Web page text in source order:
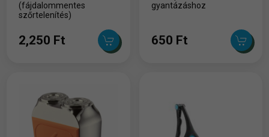
(fájdalommentes
szőrtelenítés)
2,250 Ft
gyantázáshoz
650 Ft